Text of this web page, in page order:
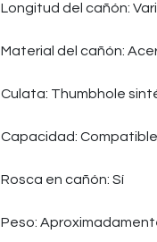
Longitud del cañón:
Material del cañón:
Culata: Thumbhole
Capacidad:
Rosca en cañón: Sí
Peso: